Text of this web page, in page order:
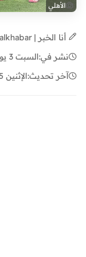
الأهلي
أنا الخبر | Analkhabar
نشر في:السبت 3 يونيو 2023 - 16:35
آخر تحديث:الإثنين 5 يونيو 2023 - 13:13